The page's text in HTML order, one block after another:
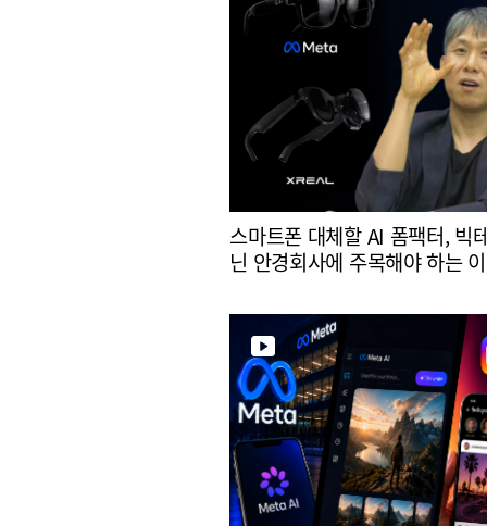
스마트폰 대체할 AI 폼팩터, 빅
닌 안경회사에 주목해야 하는